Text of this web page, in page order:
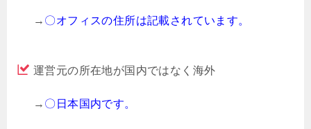
→ 〇オフィスの住所は記載されています。
運営元の所在地が国内ではなく海外
→ 〇日本国内です。